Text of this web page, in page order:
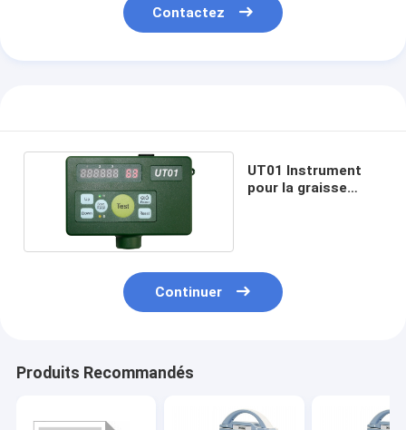
Contactez
UT01 Instrument
pour la graisse
Continuer
Produits Recommandés